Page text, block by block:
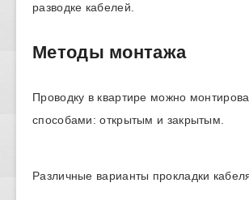
разводке кабелей.
Методы монтажа
Проводку в квартире можно
способами: открытым и закрытым.
Различные варианты прокладки